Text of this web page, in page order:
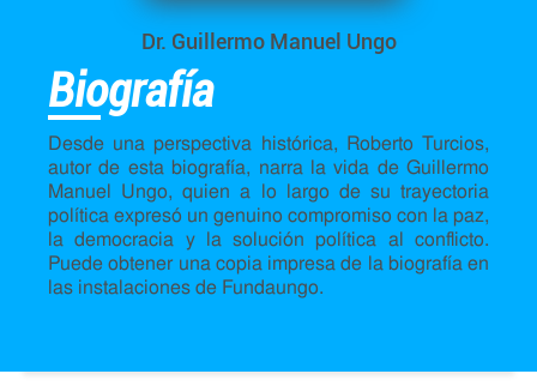
Dr. Guillermo Manuel Ungo
Biografía
Desde una perspectiva histórica, Roberto Turcios,
autor de esta biografía, narra la vida de Guillermo
Manuel Ungo, quien a lo largo de su trayectoria
política expresó un genuino compromiso con la paz,
la democracia y la solución política al conflicto.
Puede obtener una copia impresa de la biografía en
las instalaciones de Fundaungo.